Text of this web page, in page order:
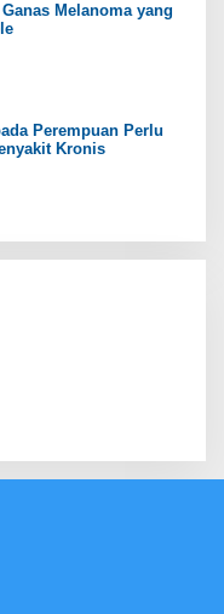
Melanoma yang
Perempuan Perlu
Kronis